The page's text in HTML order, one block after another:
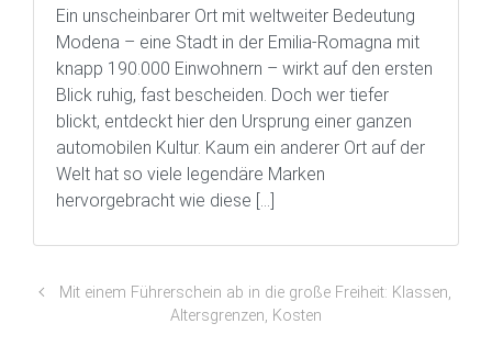
Ein unscheinbarer Ort mit weltweiter Bedeutung
Modena – eine Stadt in der Emilia-Romagna mit
knapp 190.000 Einwohnern – wirkt auf den ersten
Blick ruhig, fast bescheiden. Doch wer tiefer
blickt, entdeckt hier den Ursprung einer ganzen
automobilen Kultur. Kaum ein anderer Ort auf der
Welt hat so viele legendäre Marken
hervorgebracht wie diese […]
Mit einem Führerschein ab in die große Freiheit: Klassen,
Altersgrenzen, Kosten